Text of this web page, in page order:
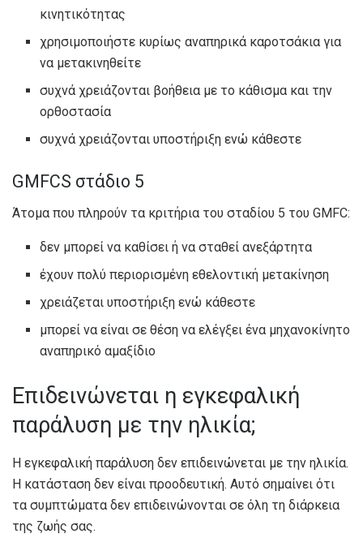
κινητικότητας
χρησιμοποιήστε κυρίως αναπηρικά καροτσάκια για
να μετακινηθείτε
συχνά χρειάζονται βοήθεια με το κάθισμα και την
ορθοστασία
συχνά χρειάζονται υποστήριξη ενώ κάθεστε
GMFCS στάδιο 5
Άτομα που πληρούν τα κριτήρια του σταδίου 5 του GMFC:
δεν μπορεί να καθίσει ή να σταθεί ανεξάρτητα
έχουν πολύ περιορισμένη εθελοντική μετακίνηση
χρειάζεται υποστήριξη ενώ κάθεστε
μπορεί να είναι σε θέση να ελέγξει ένα μηχανοκίνητο
αναπηρικό αμαξίδιο
Επιδεινώνεται η εγκεφαλική
παράλυση με την ηλικία;
Η εγκεφαλική παράλυση δεν επιδεινώνεται με την ηλικία.
Η κατάσταση δεν είναι προοδευτική. Αυτό σημαίνει ότι
τα συμπτώματα δεν επιδεινώνονται σε όλη τη διάρκεια
της ζωής σας.